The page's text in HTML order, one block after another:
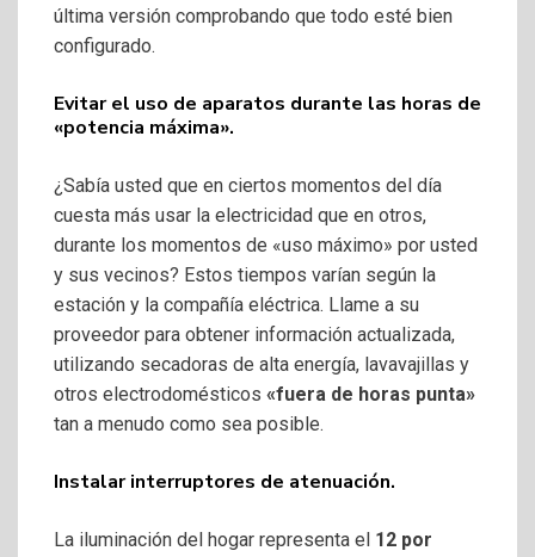
última versión comprobando que todo esté bien
configurado.
Evitar el uso de aparatos durante las horas de
«potencia máxima».
¿Sabía usted que en ciertos momentos del día
cuesta más usar la electricidad que en otros,
durante los momentos de «uso máximo» por usted
y sus vecinos? Estos tiempos varían según la
estación y la compañía eléctrica. Llame a su
proveedor para obtener información actualizada,
utilizando secadoras de alta energía, lavavajillas y
otros electrodomésticos «fuera de horas punta»
tan a menudo como sea posible.
Instalar interruptores de atenuación.
La iluminación del hogar representa el 12 por